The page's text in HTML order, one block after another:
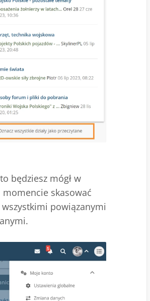
będziesz mógł w
momencie skasować
wszystkimi powiązanymi